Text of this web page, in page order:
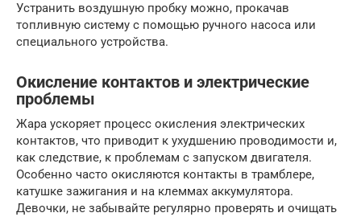
Устранить воздушную пробку можно, прокачав
топливную систему с помощью ручного насоса или
специального устройства.
Окисление контактов и электрические
проблемы
Жара ускоряет процесс окисления электрических
контактов, что приводит к ухудшению проводимости и,
как следствие, к проблемам с запуском двигателя.
Особенно часто окисляются контакты в трамблере,
катушке зажигания и на клеммах аккумулятора.
Девочки, не забывайте регулярно проверять и очищать